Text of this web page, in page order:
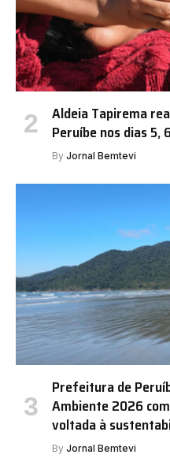
Aldeia Tapirema
Peruíbe nos dias 5,
By Jornal Bemtevi
Prefeitura de
Ambiente 2026
voltada à
By Jornal Bemtevi